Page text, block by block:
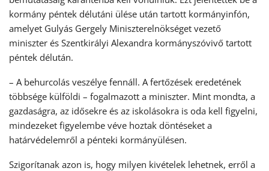
kormány péntek délutáni ülése után tartott kormányinfón,
amelyet Gulyás Gergely Miniszterelnökséget vezető
miniszter és Szentkirályi Alexandra kormányszóvivő tartott
péntek délután.
– A behurcolás veszélye fennáll. A fertőzések eredetének
többsége külföldi – fogalmazott a miniszter. Mint mondta, a
gazdaságra, az idősekre és az iskolásokra is oda kell figyelni,
mindezeket figyelembe véve hoztak döntéseket a
határvédelemről a pénteki kormányülésen.
Szigorítanak azon is, hogy milyen kivételek lehetnek, erről a